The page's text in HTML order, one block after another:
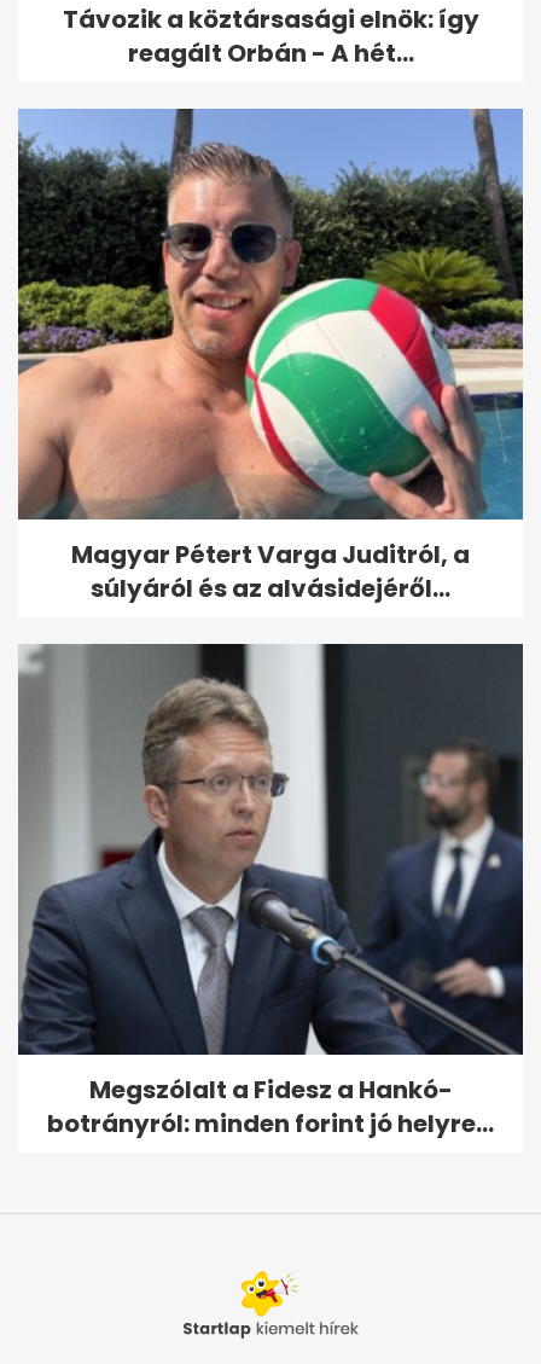
Távozik a köztársasági elnök: így
reagált Orbán - A hét...
Magyar Pétert Varga Juditról, a
súlyáról és az alvásidejéről...
Megszólalt a Fidesz a Hankó-
botrányról: minden forint jó helyre...